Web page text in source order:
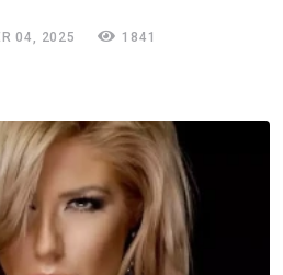
04, 2025
1841